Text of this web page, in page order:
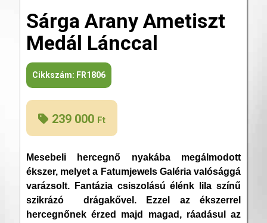
Sárga Arany Ametiszt
Medál Lánccal
Cikkszám: FR1806
239 000 Ft
Mesebeli hercegnő nyakába megálmodott
ékszer, melyet a Fatumjewels Galéria valósággá
varázsolt. Fantázia csiszolású élénk lila színű
szikrázó drágakővel. Ezzel az ékszerrel
hercegnőnek érzed majd magad, ráadásul az